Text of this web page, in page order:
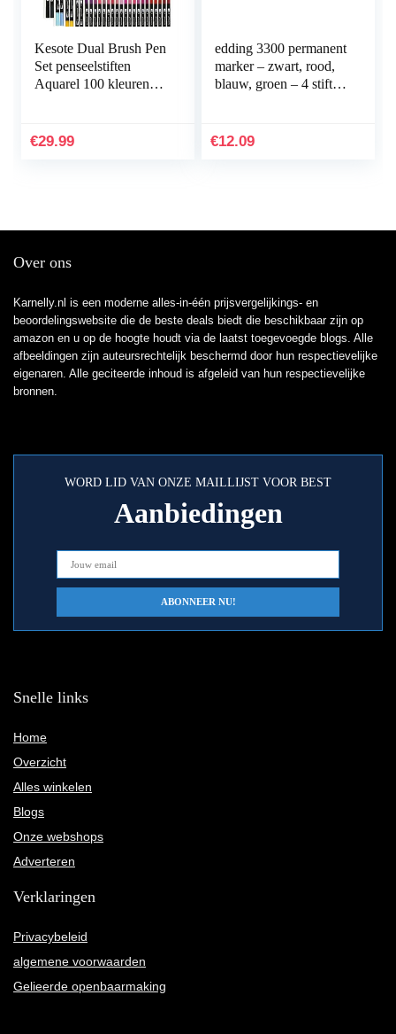
Kesote Dual Brush Pen
Set penseelstiften
Aquarel 100 kleuren
handbelettering…
€29.99
edding 3300 permanent
marker – zwart, rood,
blauw, groen – 4 stiften
permanent marker…
€12.09
Over ons
Karnelly.nl is een moderne alles-in-één prijsvergelijkings- en
beoordelingswebsite die de beste deals biedt die beschikbaar zijn op
amazon en u op de hoogte houdt via de laatst toegevoegde blogs. Alle
afbeeldingen zijn auteursrechtelijk beschermd door hun respectievelijke
eigenaren. Alle geciteerde inhoud is afgeleid van hun respectievelijke
bronnen.
WORD LID VAN ONZE MAILLIJST VOOR BEST
Aanbiedingen
Snelle links
Home
Overzicht
Alles winkelen
Blogs
Onze webshops
Adverteren
Verklaringen
Privacybeleid
algemene voorwaarden
Gelieerde openbaarmaking